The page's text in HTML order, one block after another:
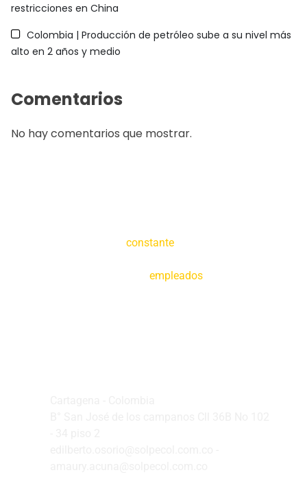
restricciones en China
Colombia | Producción de petróleo sube a su nivel más
alto en 2 años y medio
Comentarios
No hay comentarios que mostrar.
constante
empleados